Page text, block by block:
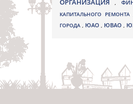
ОРГАНИЗАЦИЯ
,
КАПИТАЛЬНОГО РЕМОНТА
ГОРОДА , ЮАО , ЮВАО ,